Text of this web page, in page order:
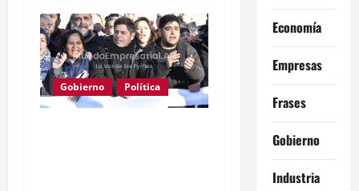
Gobierno Política
Economía
Empresas
Frases
Gobierno
Industria